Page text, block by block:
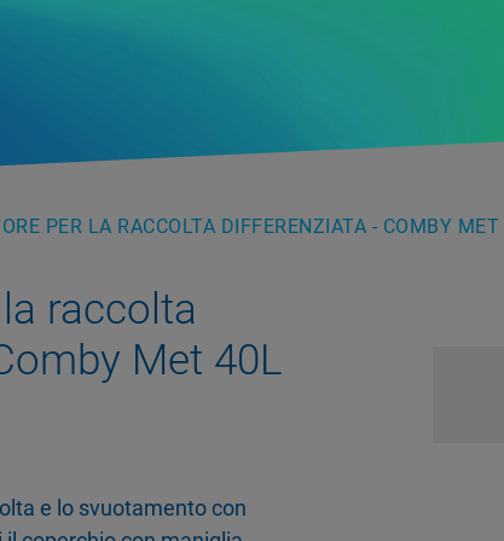
PER LA RACCOLTA DIFFERENZIATA - COMBY
raccolta
Met 40L
e lo svuotamento con